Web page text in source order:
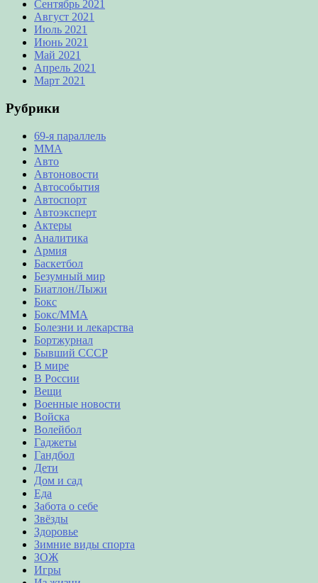
Сентябрь 2021
Август 2021
Июль 2021
Июнь 2021
Май 2021
Апрель 2021
Март 2021
Рубрики
69-я параллель
MMA
Авто
Автоновости
Автособытия
Автоспорт
Автоэксперт
Актеры
Аналитика
Армия
Баскетбол
Безумный мир
Биатлон/Лыжи
Бокс
Бокс/MMA
Болезни и лекарства
Бортжурнал
Бывший СССР
В мире
В России
Вещи
Военные новости
Войска
Волейбол
Гаджеты
Гандбол
Дети
Дом и сад
Еда
Забота о себе
Звёзды
Здоровье
Зимние виды спорта
ЗОЖ
Игры